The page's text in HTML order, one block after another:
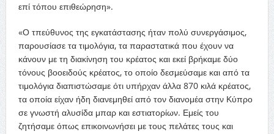
επί τόπου επιθεώρηση».
«Ο τπεύθυνος της εγκατάστασης ήταν πολύ συνεργάσιμος,
παρουσίασε τα τιμολόγια, τα παραστατικά που έχουν να
κάνουν με τη διακίνηση του κρέατος και εκεί βρήκαμε δύο
τόνους βοοειδούς κρέατος, το οποίο δεσμεύσαμε και από τα
τιμολόγια διαπιστώσαμε ότι υπήρχαν άλλα 870 κιλά κρέατος,
τα οποία είχαν ήδη διανεμηθεί από τον διανομέα στην Κύπρο
σε γνωστή αλυσίδα μπαρ και εστιατορίων. Εμείς του
ζητήσαμε όπως επικοινωνήσει με τους πελάτες τους και